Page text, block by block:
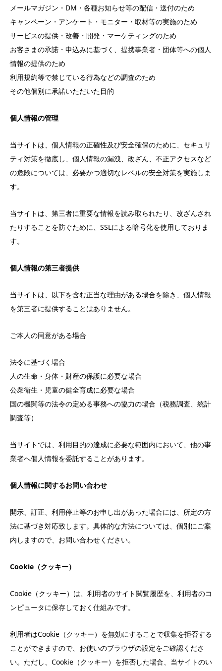
メールマガジン・DM・各種お知らせ等の配信・送付のため
キャンペーン・アンケート・モニター・取材等の実施のため
サービスの提供・改善・開発・マーケティングのため
お客さまの承諾・申込みに基づく、提携事業者・団体等への個人
情報の提供のため
利用規約等で禁じている行為などの調査のため
その他個別に承諾いただいた目的
個人情報の管理
当サイトは、個人情報の正確性及び安全確保のために、セキュリ
ティ対策を徹底し、個人情報の漏洩、改ざん、不正アクセスなど
の危険については、必要かつ適切なレベルの安全対策を実施しま
す。
当サイトは、第三者に重要な情報を読み取られたり、改ざんされ
たりすることを防ぐために、SSLによる暗号化を使用しておりま
す。
個人情報の第三者提供
当サイトは、以下を含む正当な理由がある場合を除き、個人情報
を第三者に提供することはありません。
ご本人の同意がある場合
法令に基づく場合
人の生命・身体・財産の保護に必要な場合
公衆衛生・児童の健全育成に必要な場合
国の機関等の法令の定める事務への協力の場合（税務調査、統計
調査等）
当サイトでは、利用目的の達成に必要な範囲内において、他の事
業者へ個人情報を委託することがあります。
個人情報に関するお問い合わせ
開示、訂正、利用停止等のお申し出があった場合には、所定の方
法に基づき対応致します。具体的な方法については、個別にご案
内しますので、お問い合わせください。
Cookie（クッキー）
Cookie（クッキー）は、利用者のサイト閲覧履歴を、利用者のコ
ンピュータに保存しておく仕組みです。
利用者はCookie（クッキー）を無効にすることで収集を拒否する
ことができますので、お使いのブラウザの設定をご確認くださ
い。ただし、Cookie（クッキー）を拒否した場合、当サイトのい